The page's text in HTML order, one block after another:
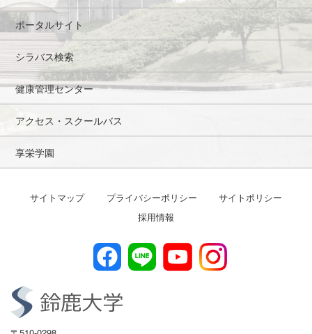
ポータルサイト
シラバス検索
健康管理センター
アクセス・スクールバス
享栄学園
サイトマップ プライバシーポリシー
サイトポリシー
採用情報